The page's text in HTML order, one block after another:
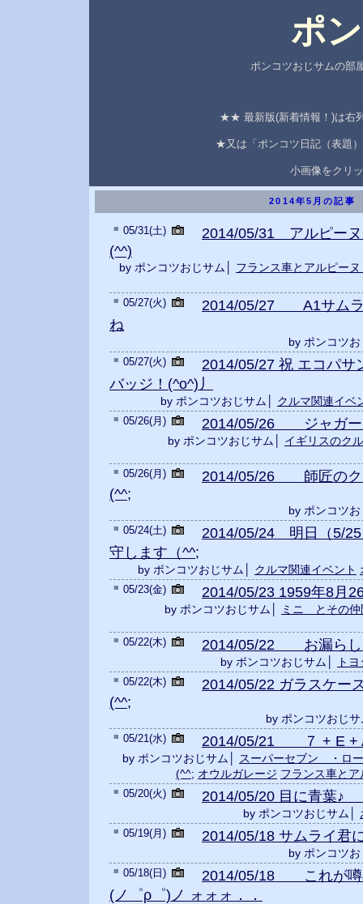
ポ
ポンコツおじサムの部
★★ 最新版(新着情報！)は右
★又は「ポンコツ日記（表題
小画像をクリ
2014年5月の記事
■ 05/31(土)
2014/05/31 アルピー
(^^)
by ポンコツおじサム│ フランス車とアルピー
■ 05/27(火)
2014/05/27 A1サムラ
ね
by ポンコツ
■ 05/27(火)
2014/05/27 祝 エコパサ
バッジ！(^o^)丿
by ポンコツおじサム│ クルマ関連イベ
■ 05/26(月) 2014/05/26 ジャガー
by ポンコツおじサム│ イギリスのク
■ 05/26(月)
2014/05/26 師匠のク
(^^;
by ポンコツ
■ 05/24(土)
2014/05/24 明日（5/25
守します（^^;
by ポンコツおじサム│ クルマ関連イベント
■ 05/23(金) 2014/05/23 1959年8月
by ポンコツおじサム│ ミニ とその仲
■ 05/22(木) 2014/05/22 お漏らし
by ポンコツおじサム│ ト
■ 05/22(木)
2014/05/22 ガラスケー
(^^;
by ポンコツおじ
■ 05/21(水) 2014/05/21 ７ + E +
by ポンコツおじサム│
スーパーセブン ・ロ
(^^; オウルガレージ フランス車と
■ 05/20(火) 2014/05/20 目に青葉♪
by ポンコツおじサム│
■ 05/19(月) 2014/05/18 サムライ君
by ポンコツ
■ 05/18(日)
2014/05/18 これが噂
(ノ゜ρ゜)ノ ォォォ．．